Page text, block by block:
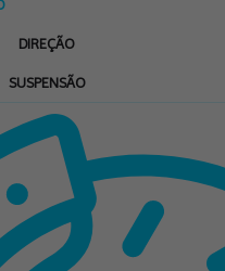
DIREÇÃO
SUSPENSÃO